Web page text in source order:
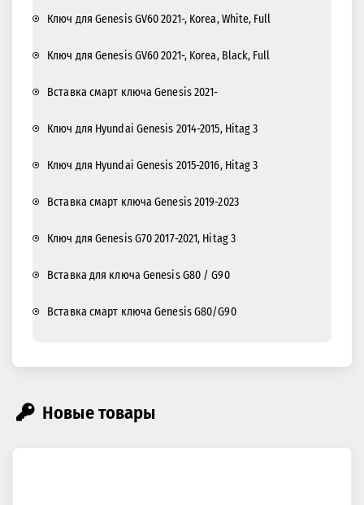
Ключ для Genesis GV60 2021-, Korea, White, Full
Ключ для Genesis GV60 2021-, Korea, Black, Full
Вставка смарт ключа Genesis 2021-
Ключ для Hyundai Genesis 2014-2015, Hitag 3
Ключ для Hyundai Genesis 2015-2016, Hitag 3
Вставка смарт ключа Genesis 2019-2023
Ключ для Genesis G70 2017-2021, Hitag 3
Вставка для ключа Genesis G80 / G90
Вставка смарт ключа Genesis G80/G90
Новые товары